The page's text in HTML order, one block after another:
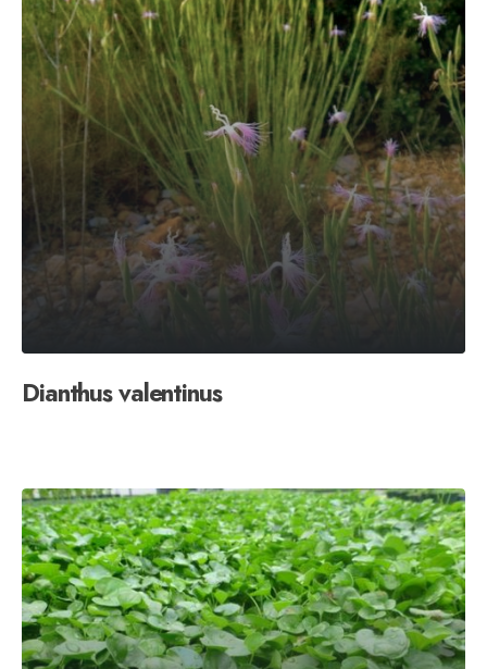
Dianthus valentinus